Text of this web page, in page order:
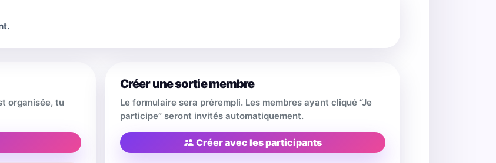
organisée, tu
Créer une sortie membre
Le formulaire sera prérempli. Les membres ayant cliqué “Je
participe” seront invités automatiquement.
Créer avec les participants